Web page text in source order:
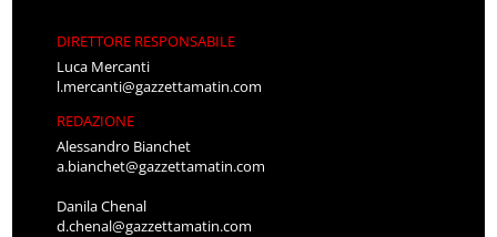
DIRETTORE RESPONSABILE
Luca Mercanti
l.mercanti@gazzettamatin.com
REDAZIONE
Alessandro Bianchet
a.bianchet@gazzettamatin.com
Danila Chenal
d.chenal@gazzettamatin.com